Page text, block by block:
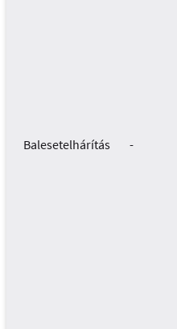
Balesetelhárítás -